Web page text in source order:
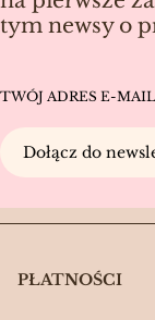
tym newsy o
TWÓJ ADRES E-MAIL
Dołącz do
PŁATNOŚCI